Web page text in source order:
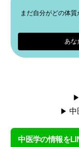
まだ自分がどの体
あな
中
中医学の情報を